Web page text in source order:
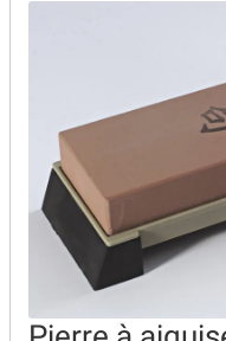
Bocuse d’Or
Mentions légales
Mon Compte
Partenaires
Plan du site